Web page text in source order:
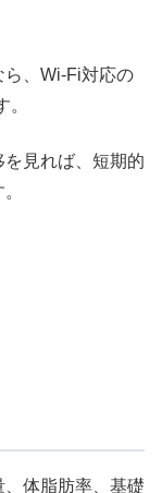
ら、Wi-Fi対応の
見れば、短期的
体脂肪率、基礎